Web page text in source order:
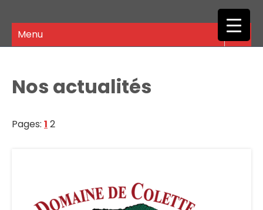
content
Domaine de Colette
Menu
Nos actualités
Pages: 1 2